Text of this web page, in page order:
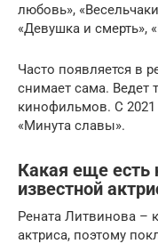
любовь»,
«Девушка и смерть»,
Часто появляется в
снимает сама. Ведет
кинофильмов. С
«Минута славы».
Какая еще есть
известной
Рената Литвинова –
актриса, поэтому